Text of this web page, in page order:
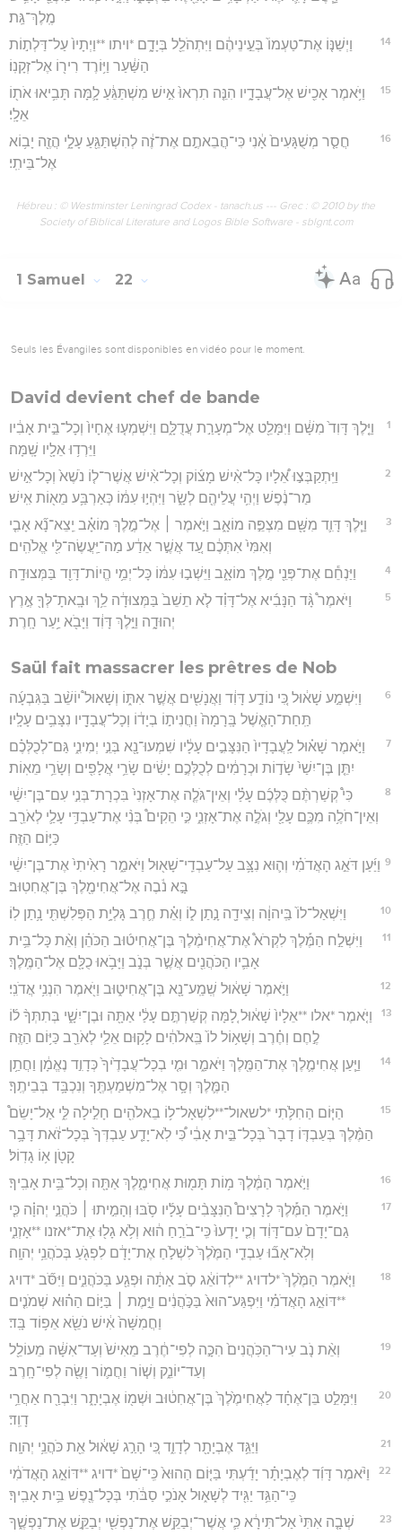
מֶֽלֶךְ־גַּֽת׃
14
וַיְשַׁנּ֤וֹ אֶת־טַעְמוֹ֙ בְּעֵ֣ינֵיהֶ֔ם וַיִּתְהֹלֵ֖ל בְּיָדָ֑ם *ויתו **וַיְתָיו֙ עַל־דַּלְת֣וֹת
הַשַּׁ֔עַר וַיּ֥וֹרֶד רִיר֖וֹ אֶל־זְקָנֽוֹ׃
15
וַיֹּ֥אמֶר אָכִ֖ישׁ אֶל־עֲבָדָ֑יו הִנֵּ֤ה תִרְאוּ֙ אִ֣ישׁ מִשְׁתַּגֵּ֔עַ לָ֛מָּה תָּבִ֥יאוּ אֹת֖וֹ
אֵלָֽי׃
16
חֲסַ֤ר מְשֻׁגָּעִים֙ אָ֔נִי כִּי־הֲבֵאתֶ֣ם אֶת־זֶ֔ה לְהִשְׁתַּגֵּ֖עַ עָלָ֑י הֲזֶ֖ה יָב֥וֹא
אֶל־בֵּיתִֽי׃
Hébreu : © Westminster Leningrad Codex - tanach.us --- Grec : © 2010 by the
Society of Biblical Literature and Logos Bible Software - sblgnt.com
1 Samuel 22
Seuls les Évangiles sont disponibles en vidéo pour le moment.
David devient chef de bande
1
וַיֵּ֤לֶךְ דָּוִד֙ מִשָּׁ֔ם וַיִּמָּלֵ֖ט אֶל־מְעָרַ֣ת עֲדֻלָּ֑ם וַיִּשְׁמְע֤וּ אֶחָיו֙ וְכָל־בֵּ֣ית אָבִ֔יו
וַיֵּרְד֥וּ אֵלָ֖יו שָֽׁמָּה׃
2
וַיִּֽתְקַבְּצ֣וּ אֵ֠לָיו כָּל־אִ֨ישׁ מָצ֜וֹק וְכָל־אִ֨ישׁ אֲשֶׁר־ל֤וֹ נֹשֶׁא֙ וְכָל־אִ֣ישׁ
מַר־נֶ֔פֶשׁ וַיְהִ֥י עֲלֵיהֶ֖ם לְשָׂ֑ר וַיִּהְי֣וּ עִמּ֔וֹ כְּאַרְבַּ֥ע מֵא֖וֹת אִֽישׁ׃
3
וַיֵּ֧לֶךְ דָּוִ֛ד מִשָּׁ֖ם מִצְפֵּ֣ה מוֹאָ֑ב וַיֹּ֣אמֶר ׀ אֶל־מֶ֣לֶךְ מוֹאָ֗ב יֵֽצֵא־נָ֞א אָבִ֤י
וְאִמִּי֙ אִתְּכֶ֔ם עַ֚ד אֲשֶׁ֣ר אֵדַ֔ע מַה־יַּֽעֲשֶׂה־לִּ֖י אֱלֹהִֽים׃
4 וַיַּנְחֵ֕ם אֶת־פְּנֵ֖י מֶ֣לֶךְ מוֹאָ֑ב וַיֵּשְׁב֣וּ עִמּ֔וֹ כָּל־יְמֵ֥י הֱיוֹת־דָּוִ֖ד בַּמְּצוּדָֽה׃
5
וַיֹּאמֶר֩ גָּ֨ד הַנָּבִ֜יא אֶל־דָּוִ֗ד לֹ֤א תֵשֵׁב֙ בַּמְּצוּדָ֔ה לֵ֥ךְ וּבָֽאתָ־לְּךָ֖ אֶ֣רֶץ
יְהוּדָ֑ה וַיֵּ֣לֶךְ דָּוִ֔ד וַיָּבֹ֖א יַ֥עַר חָֽרֶת׃
Saül fait massacrer les prêtres de Nob
6
וַיִּשְׁמַ֣ע שָׁא֔וּל כִּ֚י נוֹדַ֣ע דָּוִ֔ד וַאֲנָשִׁ֖ים אֲשֶׁ֣ר אִתּ֑וֹ וְשָׁאוּל֩ יוֹשֵׁ֨ב בַּגִּבְעָ֜ה
תַּֽחַת־הָאֶ֤שֶׁל בָּֽרָמָה֙ וַחֲנִית֣וֹ בְיָד֔וֹ וְכָל־עֲבָדָ֖יו נִצָּבִ֥ים עָלָֽיו׃
7
וַיֹּ֣אמֶר שָׁא֗וּל לַֽעֲבָדָיו֙ הַנִּצָּבִ֣ים עָלָ֔יו שִׁמְעוּ־נָ֖א בְּנֵ֣י יְמִינִ֑י גַּם־לְכֻלְּכֶ֗ם
יִתֵּ֤ן בֶּן־יִשַׁי֙ שָׂד֣וֹת וּכְרָמִ֔ים לְכֻלְּכֶ֣ם יָשִׂ֔ים שָׂרֵ֥י אֲלָפִ֖ים וְשָׂרֵ֥י מֵאֽוֹת׃
8
כִּי֩ קְשַׁרְתֶּ֨ם כֻּלְּכֶ֜ם עָלַ֗י וְאֵין־גֹּלֶ֤ה אֶת־אָזְנִי֙ בִּכְרָת־בְּנִ֣י עִם־בֶּן־יִשַׁ֔י
וְאֵין־חֹלֶ֥ה מִכֶּ֛ם עָלַ֖י וְגֹלֶ֣ה אֶת־אָזְנִ֑י כִּ֣י הֵקִים֩ בְּנִ֨י אֶת־עַבְדִּ֥י עָלַ֛י לְאֹרֵ֖ב
כַּיּ֥וֹם הַזֶּֽה׃
9 וַיַּ֜עַן דֹּאֵ֣ג הָאֲדֹמִ֗י וְה֛וּא נִצָּ֥ב עַל־עַבְדֵֽי־שָׁא֖וּל וַיֹּאמַ֑ר רָאִ֙יתִי֙ אֶת־בֶּן־יִשַׁ֔י
בָּ֣א נֹ֔בֶה אֶל־אֲחִימֶ֖לֶךְ בֶּן־אֲחִטֽוּב׃
10 וַיִּשְׁאַל־לוֹ֙ בַּֽיהוָ֔ה וְצֵידָ֖ה נָ֣תַן ל֑וֹ וְאֵ֗ת חֶ֛רֶב גָּלְיָ֥ת הַפְּלִשְׁתִּ֖י נָ֥תַן לֽוֹ׃
11
וַיִּשְׁלַ֣ח הַמֶּ֡לֶךְ לִקְרֹא֩ אֶת־אֲחִימֶ֨לֶךְ בֶּן־אֲחִיט֜וּב הַכֹּהֵ֗ן וְאֵ֨ת כָּל־בֵּ֥ית
אָבִ֛יו הַכֹּהֲנִ֖ים אֲשֶׁ֣ר בְּנֹ֑ב וַיָּבֹ֥אוּ כֻלָּ֖ם אֶל־הַמֶּֽלֶךְ׃
12 וַיֹּ֣אמֶר שָׁא֔וּל שְֽׁמַֽע־נָ֖א בֶּן־אֲחִיט֑וּב וַיֹּ֖אמֶר הִנְנִ֥י אֲדֹנִֽי׃
13
וַיֹּ֤אמֶר *אלו **אֵלָיו֙ שָׁא֔וּל לָ֚מָּה קְשַׁרְתֶּ֣ם עָלַ֔י אַתָּ֖ה וּבֶן־יִשָׁ֑י בְּתִתְּךָ֨ ל֜וֹ
לֶ֣חֶם וְחֶ֗רֶב וְשָׁא֥וֹל לוֹ֙ בֵּֽאלֹהִ֔ים לָק֥וּם אֵלַ֛י לְאֹרֵ֖ב כַּיּ֥וֹם הַזֶּֽה׃
14
וַיַּ֧עַן אֲחִימֶ֛לֶךְ אֶת־הַמֶּ֖לֶךְ וַיֹּאמַ֑ר וּמִ֤י בְכָל־עֲבָדֶ֙יךָ֙ כְּדָוִ֣ד נֶאֱמָ֔ן וַחֲתַ֥ן
הַמֶּ֛לֶךְ וְסָ֥ר אֶל־מִשְׁמַעְתֶּ֖ךָ וְנִכְבָּ֥ד בְּבֵיתֶֽךָ׃
15
הַיּ֧וֹם הַחִלֹּ֛תִי *לשאול־**לִשְׁאָל־ל֥וֹ בֵאלֹהִ֖ים חָלִ֣ילָה לִּ֑י אַל־יָשֵׂם֩
הַמֶּ֨לֶךְ בְּעַבְדּ֤וֹ דָבָר֙ בְּכָל־בֵּ֣ית אָבִ֔י כִּ֠י לֹֽא־יָדַ֤ע עַבְדְּךָ֙ בְּכָל־זֹ֔את דָּבָ֥ר
קָטֹ֖ן א֥וֹ גָדֽוֹל׃
16 וַיֹּ֣אמֶר הַמֶּ֔לֶךְ מ֥וֹת תָּמ֖וּת אֲחִימֶ֑לֶךְ אַתָּ֖ה וְכָל־בֵּ֥ית אָבִֽיךָ׃
17
וַיֹּ֣אמֶר הַמֶּ֡לֶךְ לָרָצִים֩ הַנִּצָּבִ֨ים עָלָ֜יו סֹ֥בּוּ וְהָמִ֣יתוּ ׀ כֹּהֲנֵ֣י יְהוָ֗ה כִּ֤י
גַם־יָדָם֙ עִם־דָּוִ֔ד וְכִ֤י יָֽדְעוּ֙ כִּֽי־בֹרֵ֣חַ ה֔וּא וְלֹ֥א גָל֖וּ אֶת־*אזנו **אָזְנִ֑י
וְלֹֽא־אָב֞וּ עַבְדֵ֤י הַמֶּ֙לֶךְ֙ לִשְׁלֹ֣חַ אֶת־יָדָ֔ם לִפְגֹ֖עַ בְּכֹהֲנֵ֥י יְהוָֽה׃
18
וַיֹּ֤אמֶר הַמֶּ֙לֶךְ֙ *לדויג **לְדוֹאֵ֔ג סֹ֣ב אַתָּ֔ה וּפְגַ֖ע בַּכֹּהֲנִ֑ים וַיִּסֹּ֞ב *דויג
**דּוֹאֵ֣ג הָאֲדֹמִ֗י וַיִּפְגַּע־הוּא֙ בַּכֹּ֣הֲנִ֔ים וַיָּ֣מֶת ׀ בַּיּ֣וֹם הַה֗וּא שְׁמֹנִ֤ים
וַחֲמִשָּׁה֙ אִ֔ישׁ נֹשֵׂ֖א אֵפ֥וֹד בָּֽד׃
19
וְאֵ֨ת נֹ֤ב עִיר־הַכֹּֽהֲנִים֙ הִכָּ֣ה לְפִי־חֶ֔רֶב מֵאִישׁ֙ וְעַד־אִשָּׁ֔ה מֵעוֹלֵ֖ל
וְעַד־יוֹנֵ֑ק וְשׁ֧וֹר וַחֲמ֛וֹר וָשֶׂ֖ה לְפִי־חָֽרֶב׃
20
וַיִּמָּלֵ֣ט בֵּן־אֶחָ֗ד לַאֲחִימֶ֙לֶךְ֙ בֶּן־אֲחִט֔וּב וּשְׁמ֖וֹ אֶבְיָתָ֑ר וַיִּבְרַ֖ח אַחֲרֵ֥י
דָוִֽד׃
21 וַיַּגֵּ֥ד אֶבְיָתָ֖ר לְדָוִ֑ד כִּ֚י הָרַ֣ג שָׁא֔וּל אֵ֖ת כֹּהֲנֵ֥י יְהוָֽה׃
22
וַיֹּ֨אמֶר דָּוִ֜ד לְאֶבְיָתָ֗ר יָדַ֜עְתִּי בַּיּ֤וֹם הַהוּא֙ כִּֽי־שָׁם֙ *דויג **דּוֹאֵ֣ג הָאֲדֹמִ֔י
כִּֽי־הַגֵּ֥ד יַגִּ֖יד לְשָׁא֑וּל אָנֹכִ֣י סַבֹּ֔תִי בְּכָל־נֶ֖פֶשׁ בֵּ֥ית אָבִֽיךָ׃
23
שְׁבָ֤ה אִתִּי֙ אַל־תִּירָ֔א כִּ֛י אֲשֶׁר־יְבַקֵּ֥שׁ אֶת־נַפְשִׁ֖י יְבַקֵּ֣שׁ אֶת־נַפְשֶׁ֑ךָ